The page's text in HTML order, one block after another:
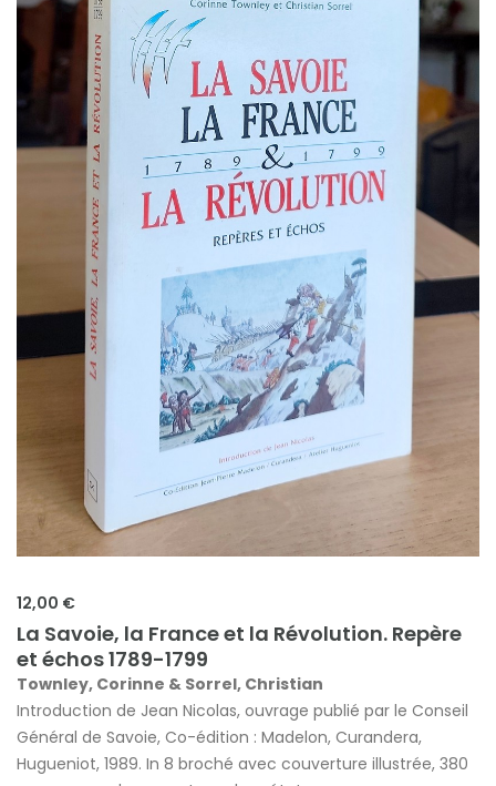
12,00 €
La Savoie, la France et la Révolution. Repère
et échos 1789-1799
Townley, Corinne & Sorrel, Christian
Introduction de Jean Nicolas, ouvrage publié par le Conseil
Général de Savoie, Co-édition : Madelon, Curandera,
Hugueniot, 1989. In 8 broché avec couverture illustrée, 380